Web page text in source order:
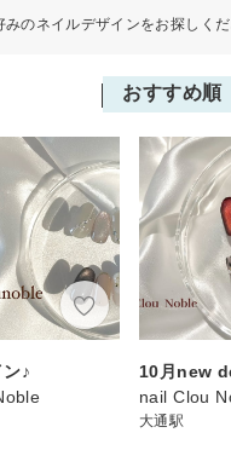
のネイルデザインをお探しくだ
おすすめ順
♪
10月new
nail Clou
大通駅